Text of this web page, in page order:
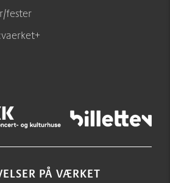
fester
PÅ VÆRKET